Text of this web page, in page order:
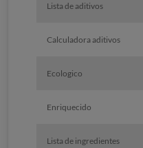
Lista de aditivos
Calculadora aditivos
Ecologico
Enriquecido
Lista de ingredientes